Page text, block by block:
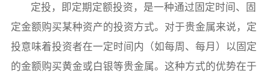
定投，即定期定额投资，是一种通过固定时间、固
定金额购买某种资产的投资方式。对于贵金属来说，定
投意味着投资者在一定时间内（如每周、每月）以固定
的金额购买黄金或白银等贵金属。这种方式的优势在于